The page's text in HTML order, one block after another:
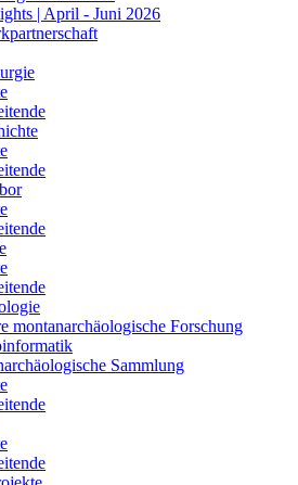
| April - Juni 2026
montanarchäologische Forschung
Sammlung